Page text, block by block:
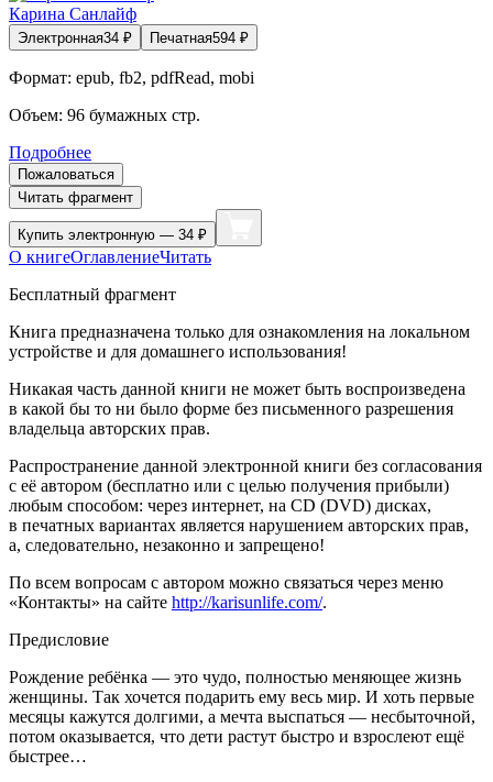
Карина Санлайф
Электронная34 ₽ Печатная594 ₽
Формат: epub, fb2, pdfRead, mobi
Объем: 96 бумажных стр.
Подробнее
Пожаловаться
Читать фрагмент
Купить электронную — 34 ₽
О книгеОглавлениеЧитать
Бесплатный фрагмент
Книга предназначена только для ознакомления на локальном
устройстве и для домашнего использования!
Никакая часть данной книги не может быть воспроизведена
в какой бы то ни было форме без письменного разрешения
владельца авторских прав.
Распространение данной электронной книги без согласования
с её автором (бесплатно или с целью получения прибыли)
любым способом: через интернет, на CD (DVD) дисках,
в печатных вариантах является нарушением авторских прав,
а, следовательно, незаконно и запрещено!
По всем вопросам с автором можно связаться через меню
«Контакты» на сайте http://karisunlife.com/.
Предисловие
Рождение ребёнка — это чудо, полностью меняющее жизнь
женщины. Так хочется подарить ему весь мир. И хоть первые
месяцы кажутся долгими, а мечта выспаться — несбыточной,
потом оказывается, что дети растут быстро и взрослеют ещё
быстрее…